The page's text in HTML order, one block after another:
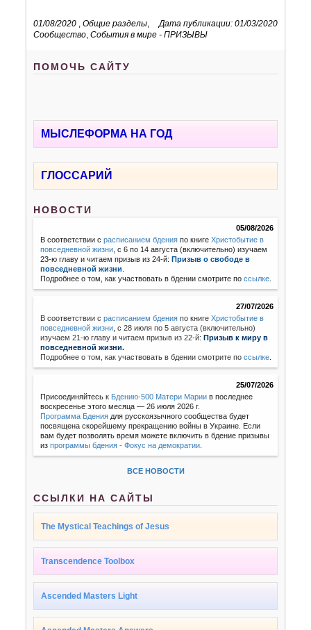
01/08/2020 Дата публикации: 01/03/2020
,Общие разделы
Сообщество ,События в мире - ПРИЗЫВЫ
ПОМОЧЬ САЙТУ
МЫСЛЕФОРМА НА ГОД
ГЛОССАРИЙ
НОВОСТИ
05/08/2026
В соответствии срасписанием бдения по книгеХристобытие в
повседневной жизни , с 6 по 14 августа (включительно) изучаем
23-ю главу и читаем призыв из 24-й:Призыв о свободе в
повседневной жизни
Подробнее о том, как участвовать в бдении смотрите поссылке
27/07/2026
В соответствии с расписанием бдения по книгеХристобытие в
повседневной жизни с 28 июля по 5 августа (включительно)
изучаем 21-ю главу и читаем призыв из 22-й:Призыв к миру в
повседневной жизни.
Подробнее о том, как участвовать в бдении смотрите поссылке
25/07/2026
Присоединяйтесь к Бдению-500 Матери Марии в последнее
воскресенье этого месяца — 26 июля 2026 г.
Программа Бдения для русскоязычного сообщества будет
посвящена скорейшему прекращению войны в Украине. Если
вам будет позволять время можете включить в бдение призывы
изпрограммы бдения - Фокус на демократии
ВСЕ НОВОСТИ
ССЫЛКИ НА САЙТЫ
The Mystical Teachings of Jesus
Transcendence Toolbox
Ascended Masters Light